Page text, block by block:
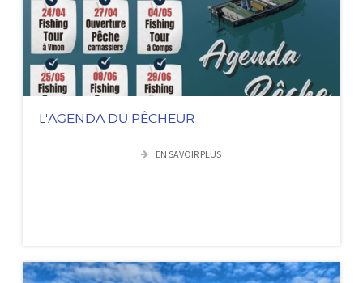
L'AGENDA DU PÊCHEUR
EN SAVOIR PLUS